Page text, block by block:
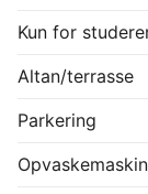
Kun for
Altan/terrasse
Parkering